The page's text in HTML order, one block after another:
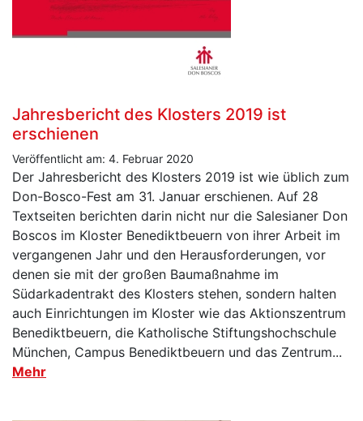
Jahresbericht des Klosters 2019 ist
erschienen
Veröffentlicht am: 4. Februar 2020
Der Jahresbericht des Klosters 2019 ist wie üblich zum
Don-Bosco-Fest am 31. Januar erschienen. Auf 28
Textseiten berichten darin nicht nur die Salesianer Don
Boscos im Kloster Benediktbeuern von ihrer Arbeit im
vergangenen Jahr und den Herausforderungen, vor
denen sie mit der großen Baumaßnahme im
Südarkadentrakt des Klosters stehen, sondern halten
auch Einrichtungen im Kloster wie das Aktionszentrum
Benediktbeuern, die Katholische Stiftungshochschule
München, Campus Benediktbeuern und das Zentrum...
Mehr